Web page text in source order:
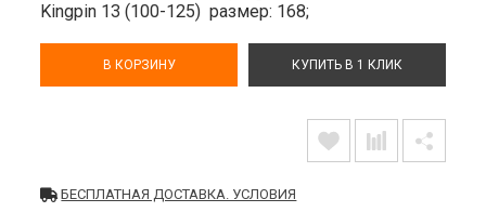
Kingpin 13 (100-125)размер: 168;
В КОРЗИНУ КУПИТЬ В 1 КЛИК
БЕСПЛАТНАЯ ДОСТАВКА. УСЛОВИЯ